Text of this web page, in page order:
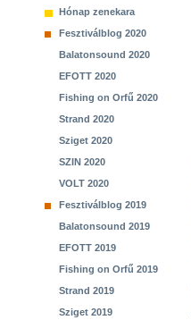
Hónap zenekara
Fesztiválblog 2020
Balatonsound 2020
EFOTT 2020
Fishing on Orfű 2020
Strand 2020
Sziget 2020
SZIN 2020
VOLT 2020
Fesztiválblog 2019
Balatonsound 2019
EFOTT 2019
Fishing on Orfű 2019
Strand 2019
Sziget 2019